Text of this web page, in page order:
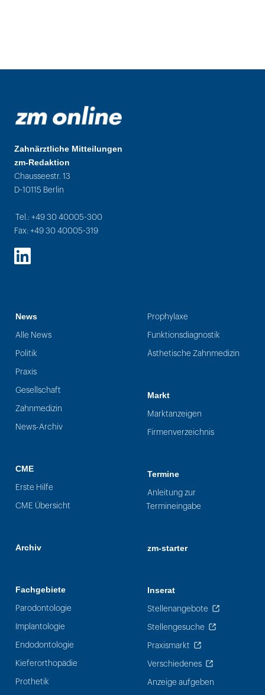
Zahnärztliche Mitteilungen
zm-Redaktion
Chausseestr. 13
D-10115 Berlin
Tel.: +49 30 40005-300
Fax: +49 30 40005-319
LinkedIn
News
Alle News
Politik
Praxis
Gesellschaft
Zahnmedizin
News-Archiv
CME
Erste Hilfe
CME Übersicht
Archiv
Fachgebiete
Parodontologie
Implantologie
Endodontologie
Kieferorthopädie
Prothetik
Prophylaxe
Funktionsdiagnostik
Ästhetische Zahnmedizin
Markt
Marktanzeigen
Firmenverzeichnis
Termine
Anleitung zur
Termineingabe
zm-starter
Inserat
Stellenangebote
Stellengesuche
Praxismarkt
Verschiedenes
Anzeige aufgeben